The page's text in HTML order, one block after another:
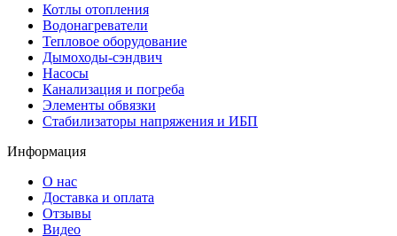
Котлы отопления
Водонагреватели
Тепловое оборудование
Дымоходы-сэндвич
Насосы
Канализация и погреба
Элементы обвязки
Стабилизаторы напряжения и ИБП
Информация
О нас
Доставка и оплата
Отзывы
Видео